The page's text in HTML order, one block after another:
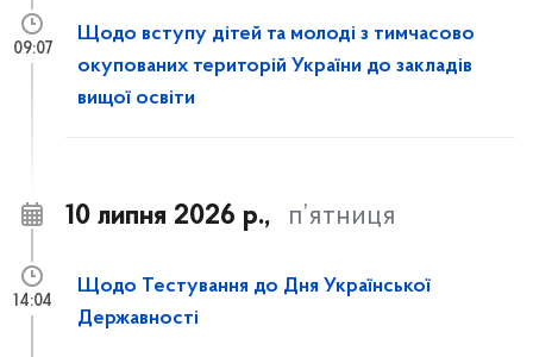
Щодо вступу дітей та молоді з тимчасово
окупованих територій України до закладів
вищої освіти
09:07
10 липня 2026 р., п’ятниця
Щодо Тестування до Дня Української
Державності
14:04